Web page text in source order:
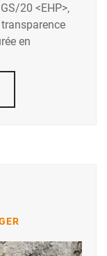
20 <EHP>,
en